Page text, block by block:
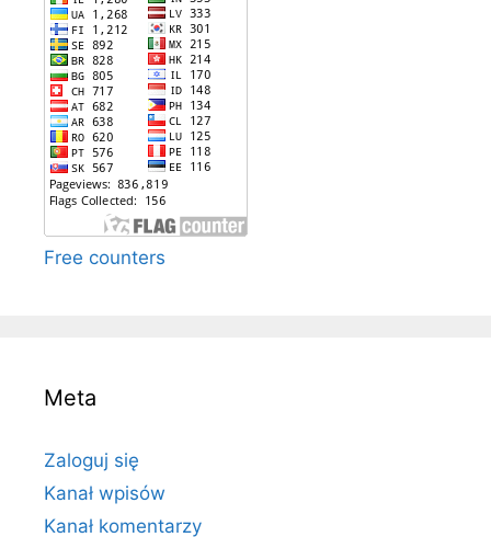
Free counters
Meta
Zaloguj się
Kanał wpisów
Kanał komentarzy